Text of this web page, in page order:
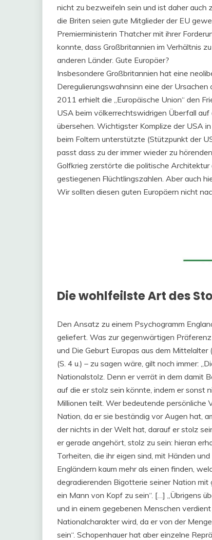
nicht zu bezweifeln sein und ist daher auch
die Briten seien gute Mitglieder der EU
Premierministerin Thatcher mit ihrer
konnte, dass Großbritannien im Verhältnis
anderen Länder. Gute Europäer?
Insbesondere Großbritannien hat eine
Deregulierungswahnsinn eine der
2011 erhielt die „Europäische Union“ den
USA beim völkerrechtswidrigen Überfall
übersehen. Wichtigster Komplize der USA
beim Foltern unterstützte (Stützpunkt der
passt dass zu der immer wieder zu
Golfkrieg zerstörte die politische
gestiegenen Flüchtlingszahlen. Aber auch
Wir sollten diesen guten Europäern nicht
Die wohlfeilste Art des
Den Ansatz zu einem Psychogramm
geliefert. Was zur gegenwärtigen
und Die Geburt Europas aus dem Mittelalter
(S. 4 u.) – zu sagen wäre, gilt noch immer:
Nationalstolz. Denn er verrät in dem damit
auf die er stolz sein könnte, indem er sonst
Millionen teilt. Wer bedeutende persönliche
Nation, da er sie beständig vor Augen hat,
der nichts in der Welt hat, darauf er stolz
er gerade angehört, stolz zu sein: hieran
Torheiten, die ihr eigen sind, mit Händen
Engländern kaum mehr als einen finden,
degradierenden Bigotterie seiner Nation
ein Mann von Kopf zu sein“. […] „Übrigens
und in einem gegebenen Menschen
Nationalcharakter wird, da er von der
sein“. Schopenhauer hat aber einzelne